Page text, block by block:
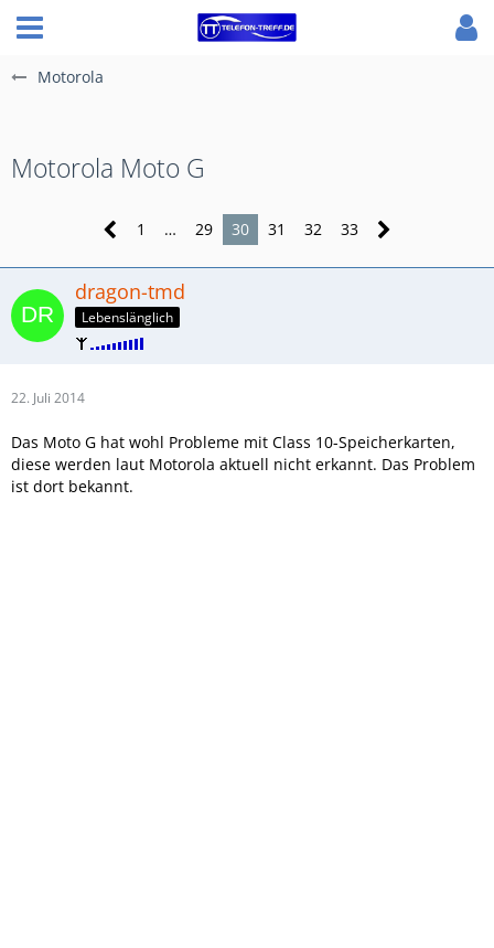
Motorola
Motorola Moto G
1 … 29 30 31 32 33
dragon-tmd
Lebenslänglich
22. Juli 2014
Das Moto G hat wohl Probleme mit Class 10-Speicherkarten,
diese werden laut Motorola aktuell nicht erkannt. Das Problem
ist dort bekannt.